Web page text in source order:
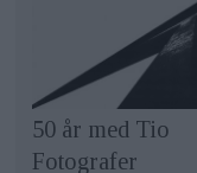
50 år med Tio
Fotografer